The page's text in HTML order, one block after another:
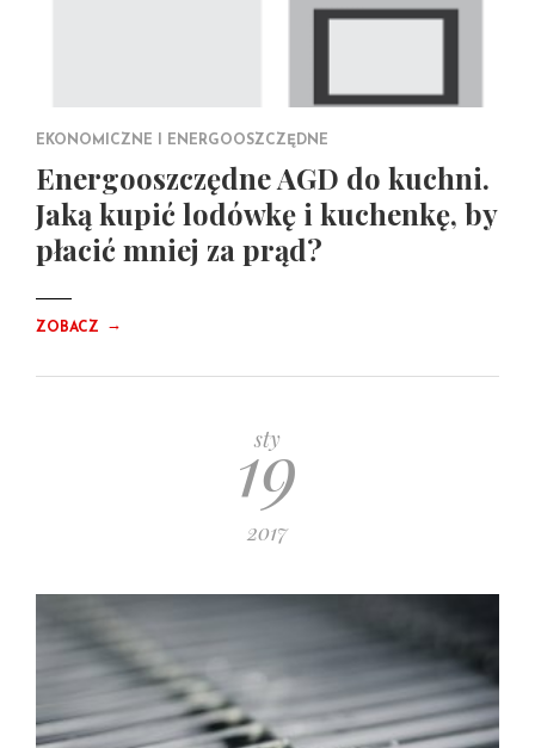
EKONOMICZNE I ENERGOOSZCZĘDNE
Energooszczędne AGD do kuchni.
Jaką kupić lodówkę i kuchenkę, by
płacić mniej za prąd?
ZOBACZ →
sty
19
2017